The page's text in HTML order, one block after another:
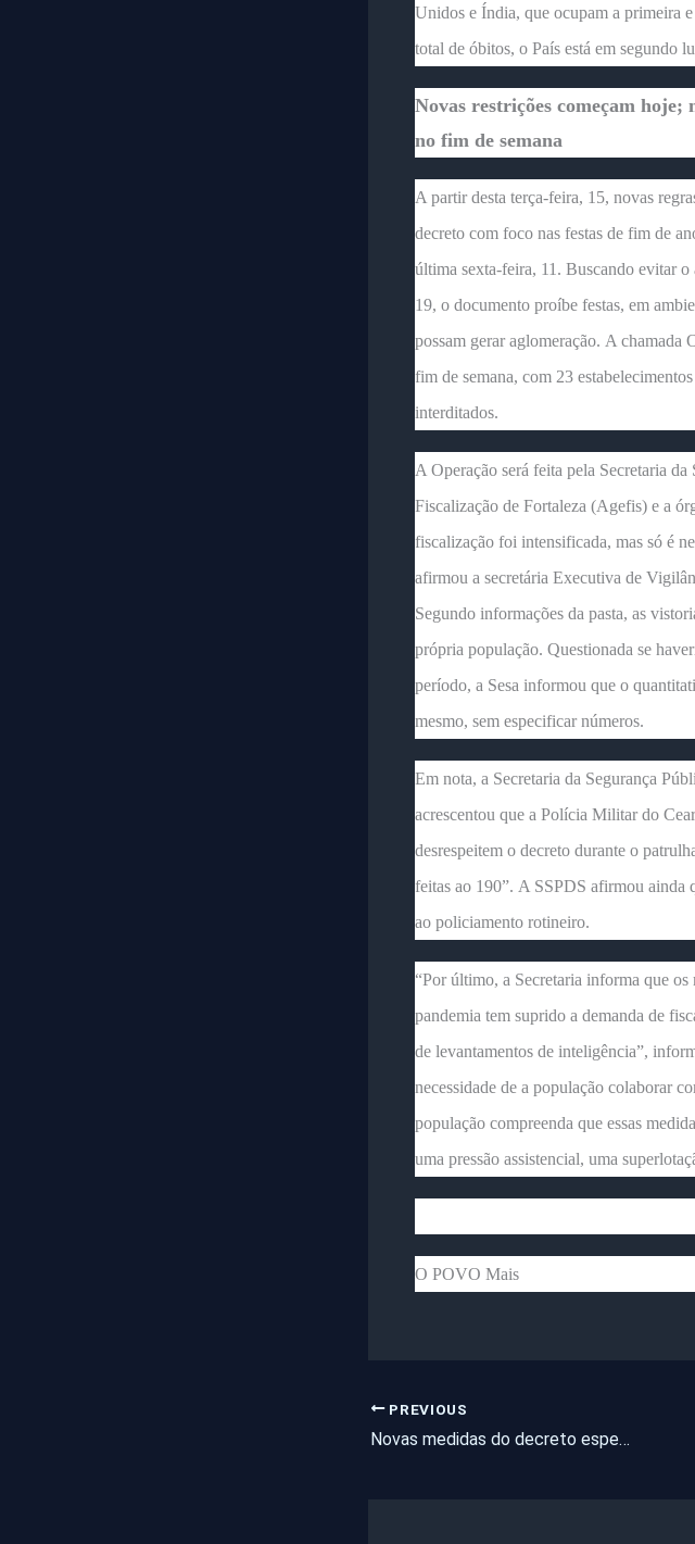
Unidos e Índia, que ocupam a primeira
total de óbitos, o País está em segundo
Novas restrições começam
no fim de semana
A partir desta terça-feira, 15, novas
decreto com foco nas festas de fim de
última sexta-feira, 11. Buscando evitar
19, o documento proíbe festas, em
possam gerar aglomeração. A
fim de semana, com 23
interditados.
A Operação será feita pela Secretaria
Fiscalização de Fortaleza (Agefis) e a
fiscalização foi intensificada, mas só é
afirmou a secretária Executiva de
Segundo informações da pasta, as
própria população. Questionada se
período, a Sesa informou que o
mesmo, sem especificar números.
Em nota, a Secretaria da Segurança
acrescentou que a Polícia Militar do
desrespeitem o decreto durante o
feitas ao 190”. A SSPDS afirmou ainda
ao policiamento rotineiro.
“Por último, a Secretaria informa que os
pandemia tem suprido a demanda de
de levantamentos de inteligência”,
necessidade de a população colaborar
população compreenda que essas
uma pressão assistencial, uma
O POVO Mais
PREVIOUS
Novas medidas do decreto especial para as festas de fim de ano entram em vigor nesta terça-feira